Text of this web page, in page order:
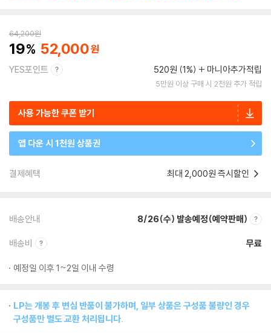
64,200원
19 52,000
YES포인트 520원 (1%) 마니아추가적립
5만원 이상 구매 시 2천원 추가 적립
사용 가능한 쿠폰 받기
앱 다운 시 1천원 상품권
결제혜택 최대 2,000원 즉시할인
배송안내 8/26(수) 발송예정(예약판매)
배송비 무료
예정일 이후 1~2일 이내 수령
LP는 개봉 후 변심 반품이 불가하며, 일부 상품은 구성품 불량인 경우
구성품만 별도 교환 처리됩니다.